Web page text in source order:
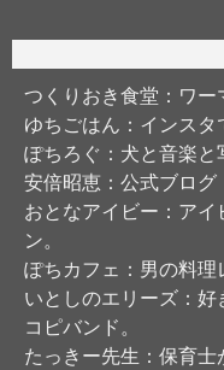
つくりおき食堂 ：ワ
ゆちごはん ：インス
ぽちろぐ ：犬と音楽
安倍昭恵 ：公式ブログ
おとなアイビー ：ア
ン。
ぽちカフェ ：男の料理
いとしのエリーズ ：
コピバンド。
たっきー先生 ：保育